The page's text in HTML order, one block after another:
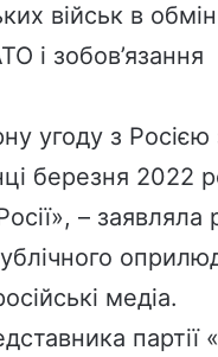
військ в
і зобов’язання
угоду з Росією
березня 2022
– заявляла
медіа.
партії